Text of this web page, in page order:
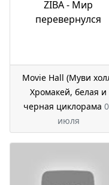
ZIBA - Мир
перевернулся
Movie Hall (Муви
Хромакей, белая и
черная циклорама
июля